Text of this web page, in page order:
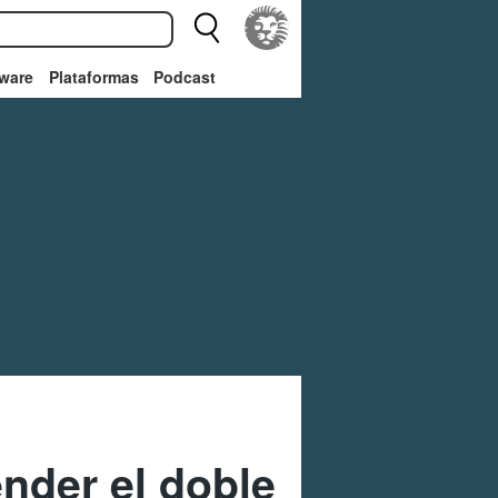
Plataformas Podcast
el doble